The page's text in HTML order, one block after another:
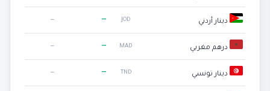
دينار أردني JOD
—
—
درهم مغربي MAD
—
—
دينار تونسي TND
—
—